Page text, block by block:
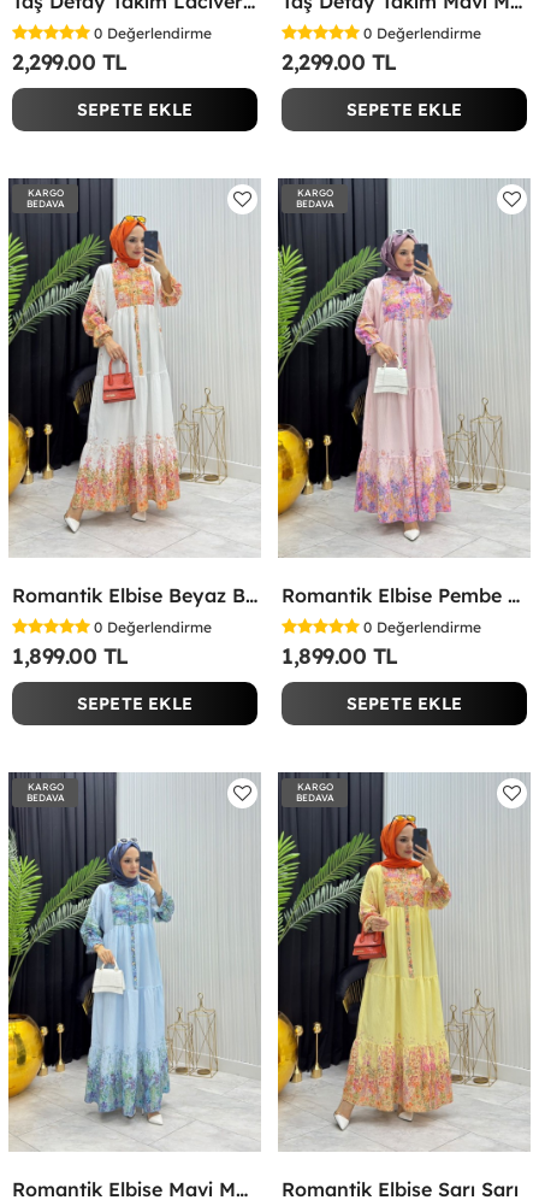
0 Değerlendirme
2,299.00 TL
SEPETE EKLE
0 Değerlendirme
2,299.00 TL
SEPETE EKLE
KARGO
BEDAVA
Romantik Elbise Beyaz Beyaz
0 Değerlendirme
1,899.00 TL
SEPETE EKLE
KARGO
BEDAVA
Romantik Elbise Pembe Pembe
0 Değerlendirme
1,899.00 TL
SEPETE EKLE
KARGO
BEDAVA
Romantik Elbise Mavi Mavi
KARGO
BEDAVA
Romantik Elbise Sarı Sarı